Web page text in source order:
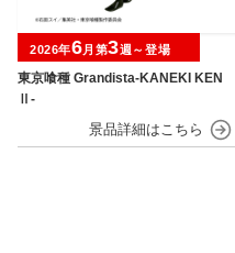
東京喰種 Grandista-KANEKI KEN
Ⅱ-
2026年6月第3週～登場